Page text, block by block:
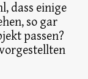
dass einige
so gar
passen?